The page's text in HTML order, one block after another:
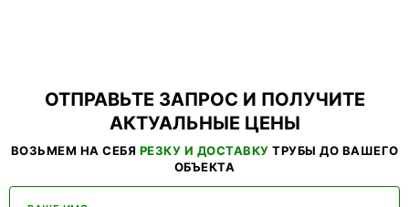
ОТПРАВЬТЕ ЗАПРОС И ПОЛУЧИТЕ
АКТУАЛЬНЫЕ ЦЕНЫ
ВОЗЬМЕМ НА СЕБЯ РЕЗКУ И ДОСТАВКУ ТРУБЫ ДО ВАШЕГО
ОБЪЕКТА